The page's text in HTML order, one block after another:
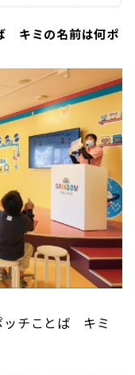
キミの名前は何ポ
ッチことば キミ